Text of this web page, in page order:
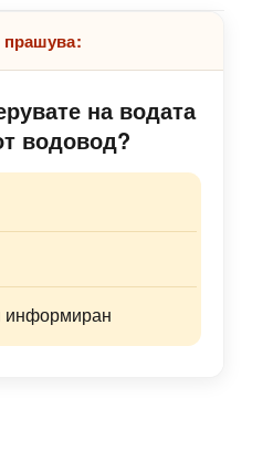
на водата
водовод?
информиран